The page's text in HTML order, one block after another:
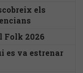
els
Folk 2026
es va estrenar